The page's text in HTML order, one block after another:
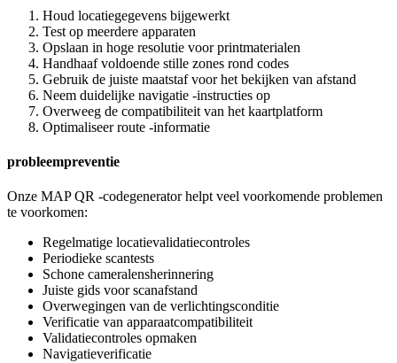
Houd locatiegegevens bijgewerkt
Test op meerdere apparaten
Opslaan in hoge resolutie voor printmaterialen
Handhaaf voldoende stille zones rond codes
Gebruik de juiste maatstaf voor het bekijken van afstand
Neem duidelijke navigatie -instructies op
Overweeg de compatibiliteit van het kaartplatform
Optimaliseer route -informatie
probleempreventie
Onze MAP QR -codegenerator helpt veel voorkomende problemen
te voorkomen:
Regelmatige locatievalidatiecontroles
Periodieke scantests
Schone cameralensherinnering
Juiste gids voor scanafstand
Overwegingen van de verlichtingsconditie
Verificatie van apparaatcompatibiliteit
Validatiecontroles opmaken
Navigatieverificatie